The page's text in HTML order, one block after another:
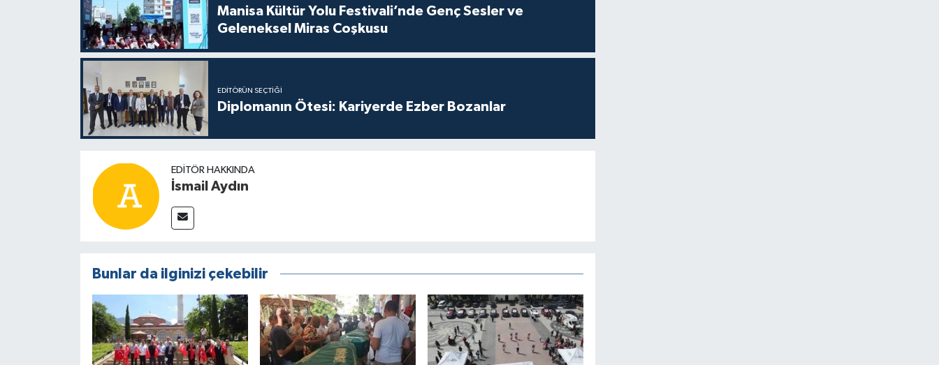
Manisa Kültür Yolu Festivali’nde Genç Sesler ve
Geleneksel Miras Coşkusu
EDITÖRÜN SEÇTIĞI
Diplomanın Ötesi: Kariyerde Ezber Bozanlar
EDITÖR HAKKINDA
İsmail Aydın
Bunlar da ilginizi çekebilir